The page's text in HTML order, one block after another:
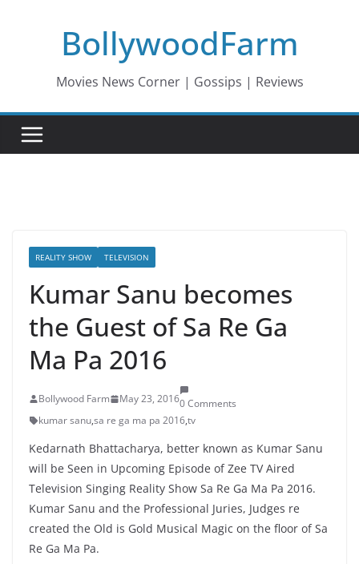
BollywoodFarm
Movies News Corner | Gossips | Reviews
REALITY SHOW TELEVISION
Kumar Sanu becomes
the Guest of Sa Re Ga
Ma Pa 2016
Bollywood Farm May 23, 20160 Comments
kumar sanu,sa re ga ma pa 2016,tv
Kedarnath Bhattacharya, better known as Kumar Sanu
will be Seen in Upcoming Episode of Zee TV Aired
Television Singing Reality Show Sa Re Ga Ma Pa 2016.
Kumar Sanu and the Professional Juries, Judges re
created the Old is Gold Musical Magic on the floor of Sa
Re Ga Ma Pa.